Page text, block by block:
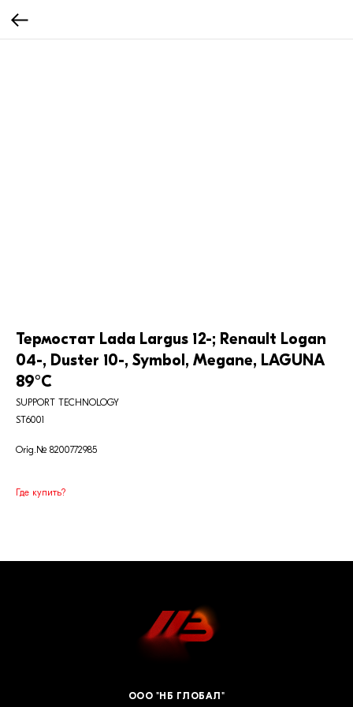
Термостат Lada Largus 12-; Renault Logan
04-, Duster 10-, Symbol, Megane, LAGUNA
89°C
SUPPORT TECHNOLOGY
ST6001
Orig.№ 8200772985
Где купить?
ООО "НБ ГЛОБАЛ"